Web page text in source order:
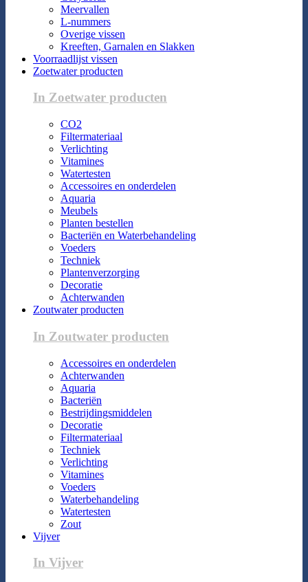
Meervallen
L-nummers
Overige vissen
Kreeften, Garnalen en Slakken
Voorraadlijst vissen
Zoetwater producten
In Zoetwater producten
CO2
Filtermateriaal
Verlichting
Vitamines
Watertesten
Accessoires en onderdelen
Aquaria
Meubels
Planten bestellen
Bacteriën en Waterbehandeling
Voeders
Techniek
Plantenverzorging
Decoratie
Achterwanden
Zoutwater producten
In Zoutwater producten
Accessoires en onderdelen
Achterwanden
Aquaria
Bacteriën
Bestrijdingsmiddelen
Decoratie
Filtermateriaal
Techniek
Verlichting
Vitamines
Voeders
Waterbehandeling
Watertesten
Zout
Vijver
In Vijver